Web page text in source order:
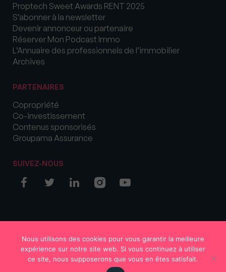
Proptech Sweet Awards RENT 2025
S’abonner à la newsletter
Devenir annonceur ou partenaire
Réserver Mon Podcast Immo
L’Annuaire des professionnels de l’immobilier
Archives
PARTENAIRES
Copropriété
Co-investissement
Contenus sponsorisés
Groupama Assurance
SUIVEZ-NOUS
Nous utilisons des cookies pour vous garantir la meilleure
expérience sur notre site web. Si vous continuez à utiliser
ce site, nous supposerons que vous en êtes satisfait.